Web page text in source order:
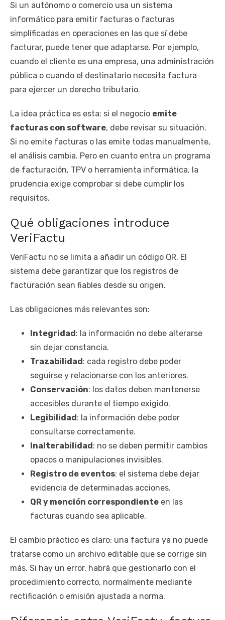
Si un autónomo o comercio usa un sistema
informático para emitir facturas o facturas
simplificadas en operaciones en las que sí debe
facturar, puede tener que adaptarse. Por ejemplo,
cuando el cliente es una empresa, una administración
pública o cuando el destinatario necesita factura
para ejercer un derecho tributario.
La idea práctica es esta: si el negocio emite
facturas con software, debe revisar su situación.
Si no emite facturas o las emite todas manualmente,
el análisis cambia. Pero en cuanto entra un programa
de facturación, TPV o herramienta informática, la
prudencia exige comprobar si debe cumplir los
requisitos.
Qué obligaciones introduce
VeriFactu
VeriFactu no se limita a añadir un código QR. El
sistema debe garantizar que los registros de
facturación sean fiables desde su origen.
Las obligaciones más relevantes son:
Integridad : la información no debe alterarse
sin dejar constancia.
Trazabilidad : cada registro debe poder
seguirse y relacionarse con los anteriores.
Conservación: los datos deben mantenerse
accesibles durante el tiempo exigido.
Legibilidad : la información debe poder
consultarse correctamente.
Inalterabilidad : no se deben permitir cambios
opacos o manipulaciones invisibles.
Registro de eventos: el sistema debe dejar
evidencia de determinadas acciones.
QR y mención correspondiente en las
facturas cuando sea aplicable.
El cambio práctico es claro: una factura ya no puede
tratarse como un archivo editable que se corrige sin
más. Si hay un error, habrá que gestionarlo con el
procedimiento correcto, normalmente mediante
rectificación o emisión ajustada a norma.